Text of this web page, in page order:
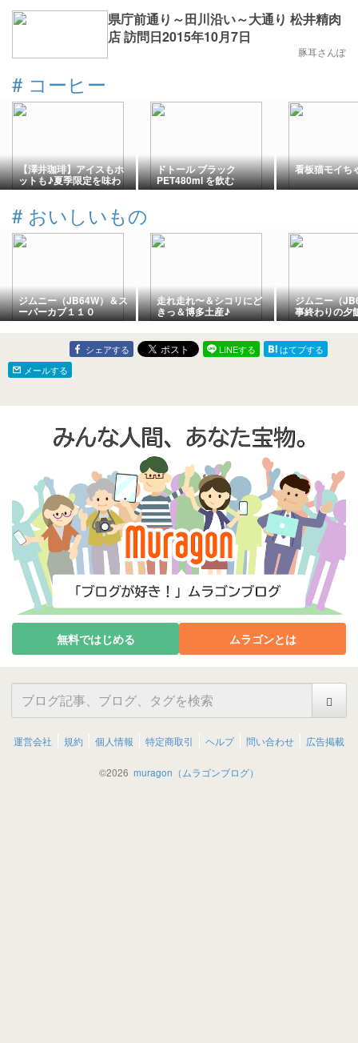
県庁前通り～田川沿い～大通り 松井精肉
店 訪問日2015年10月7日
豚耳さんぽ
# コーヒー
【澤井珈琲】アイスもホ
ットも♪夏季限定を味わ
う【夏の限定ブレンド3種
分】
ドトール ブラック
PET480ml を飲む
看板猫モイち
# おいしいもの
ジムニー（JB64W）＆ス
ーパーカブ１１０
（JA07）〜遅すぎた昼食
🍚＆買い物🩳＆夕飯ミッ
ション🛺💭＆🌄夕走り🛵
走れ走れ〜＆シコリにど
きっ＆博多土産♪
ジムニー（
事終わりの夕
ン🛺💭＆🏕️キ
アの修復🪑〜
シェアする LINEする
はてブする
メールする
無料ではじめる ムラゴンとは
運営会社 規約 個人情報 特定商取引 ヘルプ 問い合わせ 広告掲載
©2026 muragon（ムラゴンブログ）